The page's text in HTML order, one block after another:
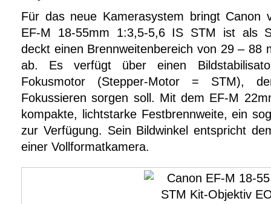
Für das neue Kamerasystem bringt Canon
EF-M 18-55mm 1:3,5-5,6 IS STM ist als
deckt einen Brennweitenbereich von 29 – 88
ab. Es verfügt über einen
Fokusmotor (Stepper-Motor = STM),
Fokussieren sorgen soll. Mit dem EF-M
kompakte, lichtstarke Festbrennweite, ein
zur Verfügung. Sein Bildwinkel entspricht
einer Vollformatkamera.